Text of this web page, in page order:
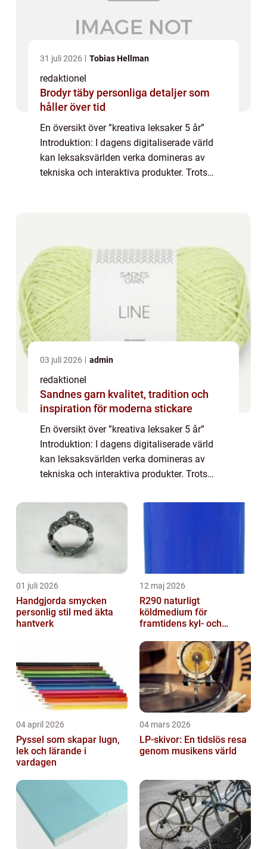
31 juli 2026 Tobias Hellman
redaktionel
Brodyr täby personliga detaljer som
håller över tid
En översikt över ”kreativa leksaker 5 år”
Introduktion: I dagens digitaliserade värld
kan leksaksvärlden verka domineras av
tekniska och interaktiva produkter. Trots
03 juli 2026 admin
redaktionel
Sandnes garn kvalitet, tradition och
inspiration för moderna stickare
En översikt över ”kreativa leksaker 5 år”
Introduktion: I dagens digitaliserade värld
kan leksaksvärlden verka domineras av
tekniska och interaktiva produkter. Trots
efterfrågan på leksaker som frä...
01 juli 2026
Handgjorda smycken
personlig stil med äkta
hantverk
12 maj 2026
R290 naturligt
köldmedium för
framtidens kyl- och
04 april 2026
Pyssel som skapar lugn,
lek och lärande i
vardagen
04 mars 2026
LP-skivor: En tidslös resa
genom musikens värld